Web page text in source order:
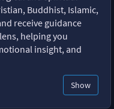
Buddhist, Islamic,
receive guidance
helping you
insight, and
Show